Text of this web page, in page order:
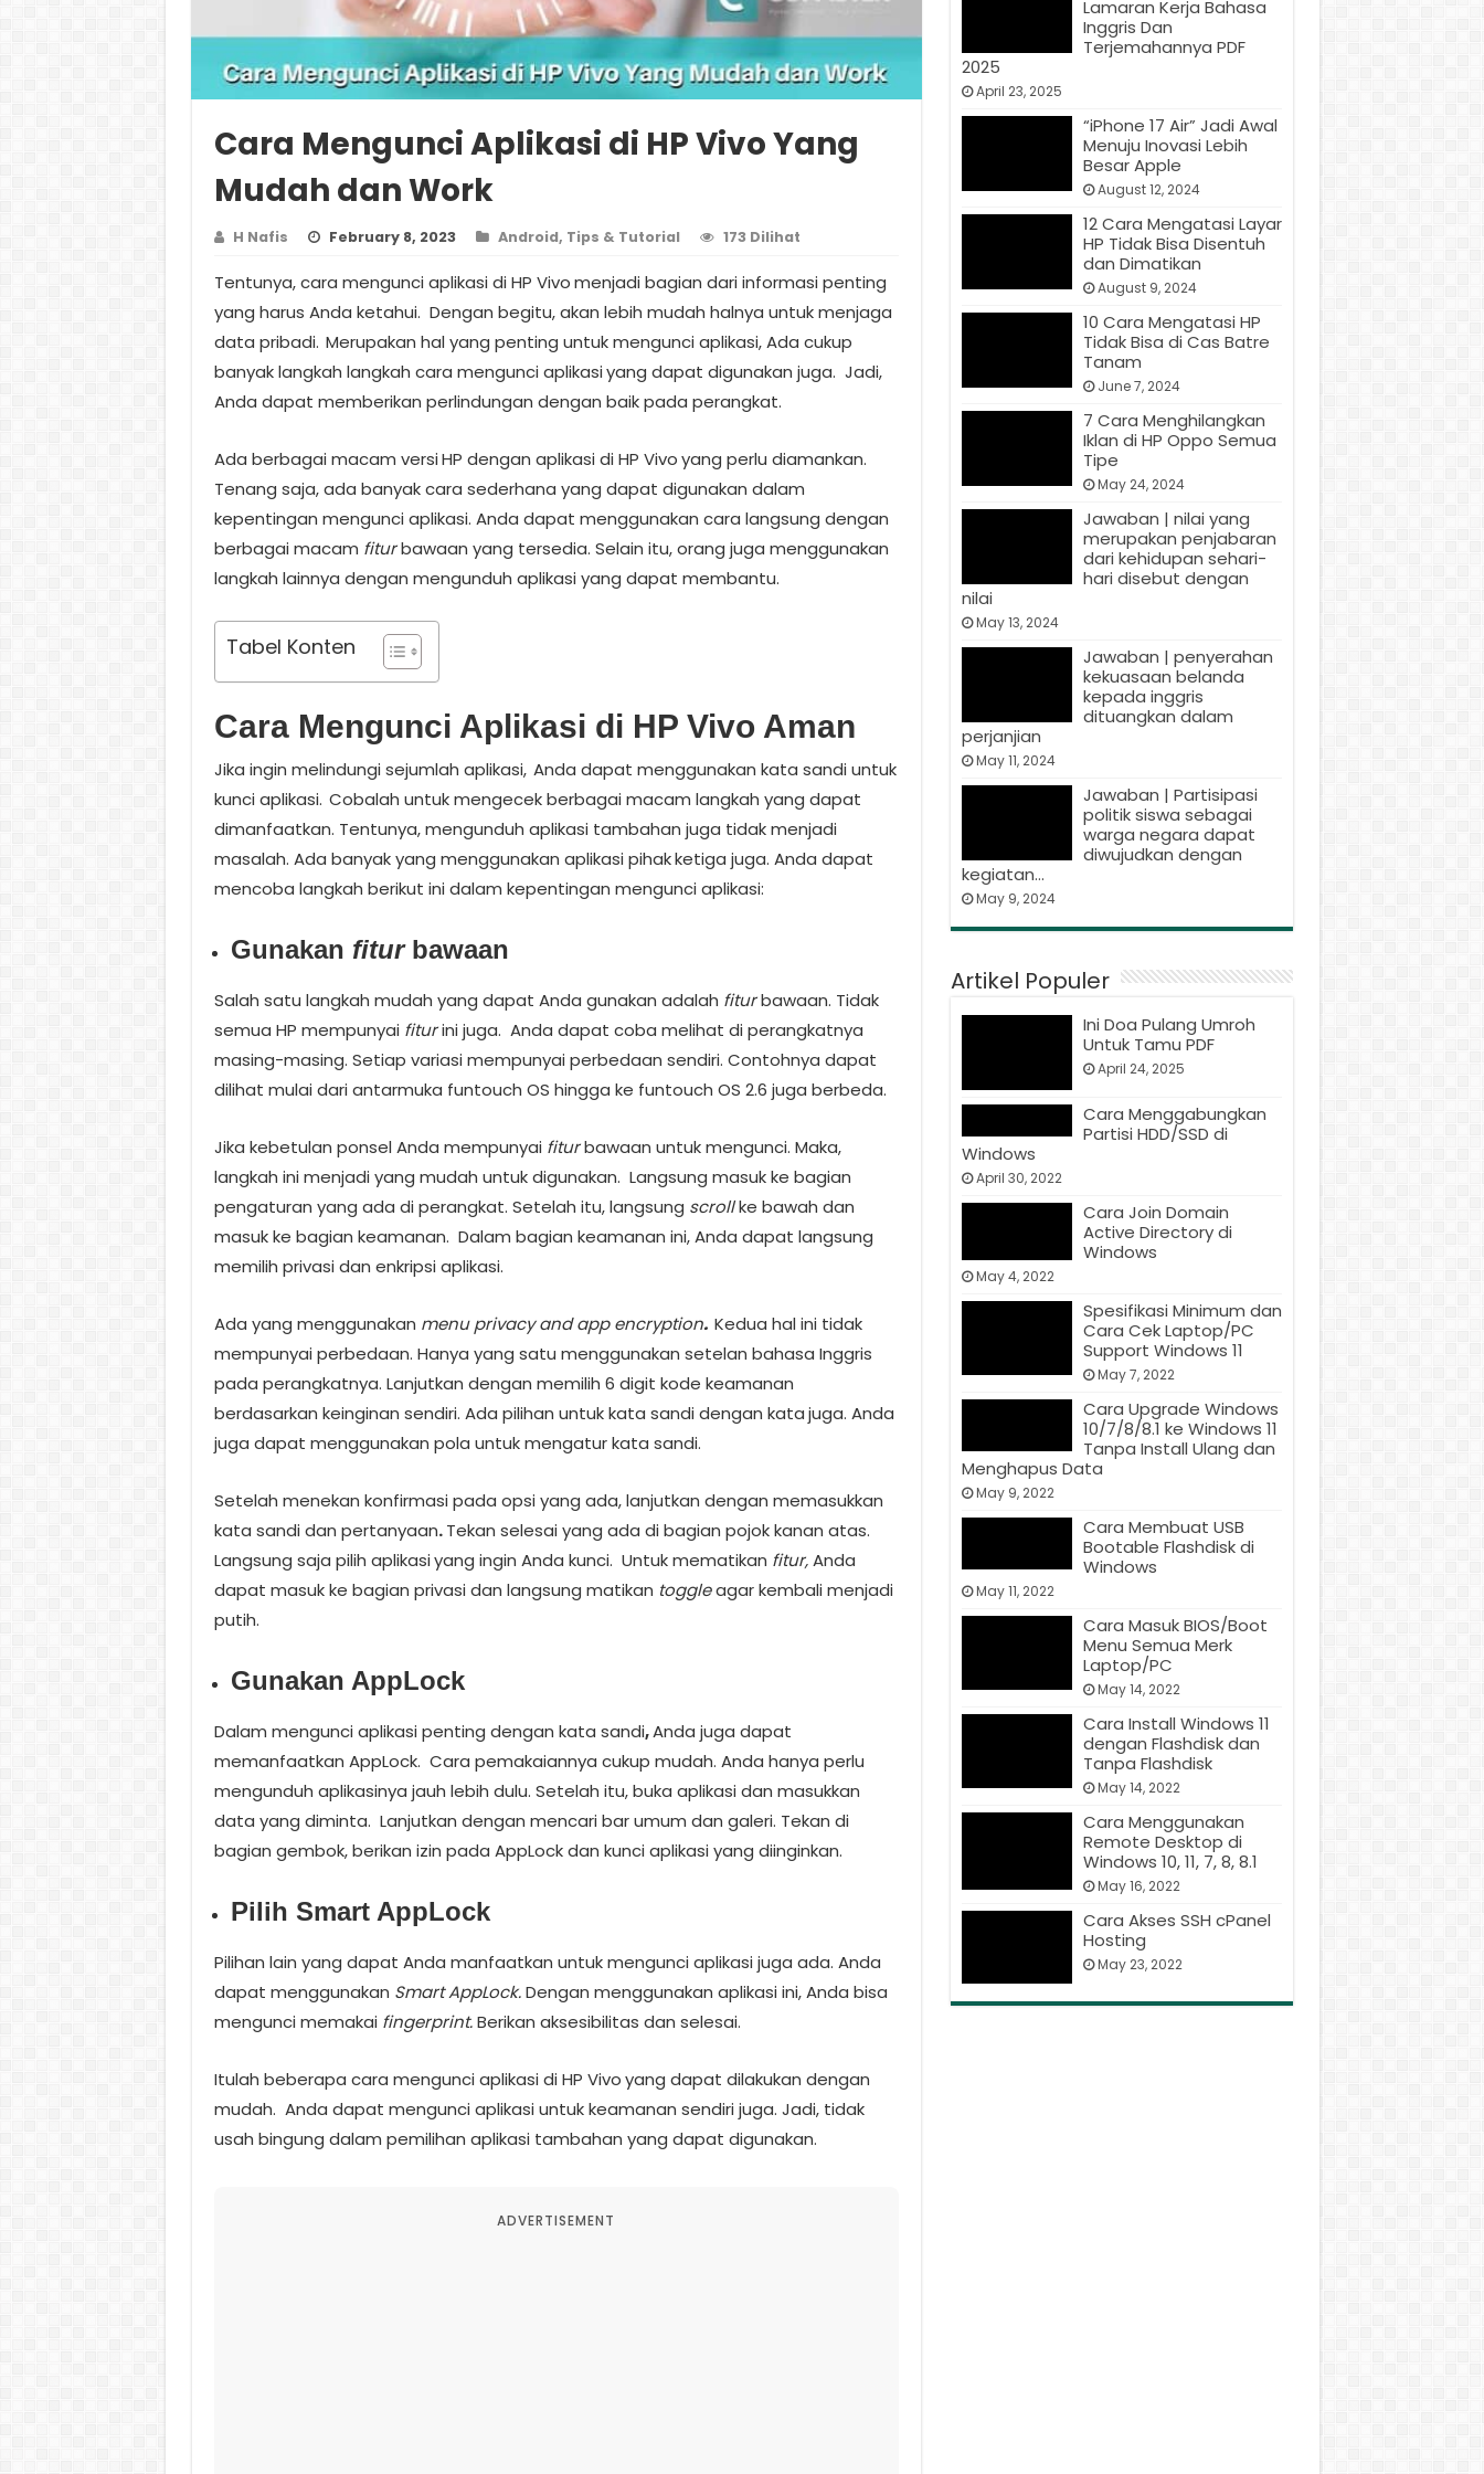
Cara Mengunci Aplikasi di HP Vivo Yang
Mudah dan Work
H Nafis February 8, 2023 Android, Tips & Tutorial 173 Dilihat
Tentunya, cara mengunci aplikasi di HP Vivomenjadi bagian dari informasi penting
yang harus Anda ketahui. Dengan begitu, akan lebih mudah halnya untuk menjaga
data pribadi. Merupakan hal yang penting untuk mengunci aplikasi, Ada cukup
banyak langkah langkah cara mengunci aplikasiyang dapat digunakan juga. Jadi,
Anda dapat memberikan perlindungan dengan baik pada perangkat.
Ada berbagai macam versiHP dengan aplikasi di HP Vivoyang perlu diamankan.
Tenang saja, ada banyak cara sederhana yang dapat digunakan dalam
kepentingan mengunci aplikasi. Anda dapat menggunakan cara langsung dengan
berbagai macam fiturbawaan yang tersedia. Selain itu, orang juga menggunakan
langkah lainnya dengan mengunduh aplikasi yang dapat membantu.
Tabel Konten
Cara Mengunci Aplikasi di HP Vivo Aman
Jika ingin melindungi sejumlah aplikasi, Anda dapat menggunakan kata sandi untuk
kunci aplikasi. Cobalah untuk mengecek berbagai macam langkah yang dapat
dimanfaatkan. Tentunya, mengunduh aplikasi tambahan juga tidak menjadi
masalah. Ada banyak yang menggunakan aplikasi pihakketiga juga. Anda dapat
mencoba langkah berikut ini dalam kepentingan mengunci aplikasi:
Gunakan fitur bawaan
Salah satu langkah mudah yang dapat Anda gunakan adalah fiturbawaan. Tidak
semua HP mempunyai fiturini juga. Anda dapat coba melihat di perangkatnya
masing-masing. Setiap variasi mempunyai perbedaan sendiri. Contohnya dapat
dilihat mulai dari antarmuka funtouch OS hingga ke funtouch OS 2.6 juga berbeda.
Jika kebetulan ponsel Anda mempunyai fiturbawaan untuk mengunci. Maka,
langkah ini menjadi yang mudah untuk digunakan. Langsung masuk ke bagian
pengaturan yang ada di perangkat. Setelah itu, langsung scrollke bawah dan
masuk ke bagian keamanan. Dalam bagian keamanan ini, Anda dapat langsung
memilih privasi dan enkripsi aplikasi.
Ada yang menggunakan menu privacy and app encryption. Kedua hal ini tidak
mempunyai perbedaan. Hanya yang satu menggunakan setelan bahasa Inggris
pada perangkatnya. Lanjutkan dengan memilih 6 digit kode keamanan
berdasarkan keinginan sendiri. Ada pilihan untuk kata sandi dengan katajuga. Anda
juga dapat menggunakan pola untuk mengatur kata sandi.
Setelah menekan konfirmasi pada opsi yang ada, lanjutkan dengan memasukkan
kata sandi dan pertanyaan.Tekan selesai yang ada di bagian pojok kanan atas.
Langsung saja pilih aplikasiyang ingin Anda kunci. Untuk mematikan fitur,Anda
dapat masuk ke bagian privasi dan langsung matikan toggleagar kembali menjadi
putih.
Gunakan AppLock
Dalam mengunci aplikasi penting dengan kata sandi,Anda juga dapat
memanfaatkan AppLock. Cara pemakaiannya cukup mudah. Anda hanya perlu
mengunduh aplikasinya jauh lebih dulu. Setelah itu, buka aplikasi dan masukkan
data yang diminta. Lanjutkan dengan mencari bar umum dan galeri. Tekan di
bagian gembok, berikan izin pada AppLock dan kunci aplikasi yang diinginkan.
Pilih Smart AppLock
Pilihan lain yang dapat Anda manfaatkan untuk mengunci aplikasi juga ada. Anda
dapat menggunakan Smart AppLock.Dengan menggunakan aplikasi ini, Anda bisa
mengunci memakai fingerprint.Berikan aksesibilitas dan selesai.
Itulah beberapa cara mengunci aplikasi di HP Vivoyang dapat dilakukan dengan
mudah. Anda dapat mengunci aplikasi untuk keamanan sendiri juga. Jadi, tidak
usah bingung dalam pemilihan aplikasi tambahan yang dapat digunakan.
ADVERTISEMENT
Lamaran Kerja Bahasa
Inggris Dan
Terjemahannya PDF
2025
April 23, 2025
“iPhone 17 Air” Jadi Awal
Menuju Inovasi Lebih
Besar Apple
August 12, 2024
12 Cara Mengatasi Layar
HP Tidak Bisa Disentuh
dan Dimatikan
August 9, 2024
10 Cara Mengatasi HP
Tidak Bisa di Cas Batre
Tanam
June 7, 2024
7 Cara Menghilangkan
Iklan di HP Oppo Semua
Tipe
May 24, 2024
Jawaban | nilai yang
merupakan penjabaran
dari kehidupan sehari-
hari disebut dengan
nilai
May 13, 2024
Jawaban | penyerahan
kekuasaan belanda
kepada inggris
dituangkan dalam
perjanjian
May 11, 2024
Jawaban | Partisipasi
politik siswa sebagai
warga negara dapat
diwujudkan dengan
kegiatan…
May 9, 2024
Artikel Populer
Ini Doa Pulang Umroh
Untuk Tamu PDF
April 24, 2025
Cara Menggabungkan
Partisi HDD/SSD di
Windows
April 30, 2022
Cara Join Domain
Active Directory di
Windows
May 4, 2022
Spesifikasi Minimum dan
Cara Cek Laptop/PC
Support Windows 11
May 7, 2022
Cara Upgrade Windows
10/7/8/8.1 ke Windows 11
Tanpa Install Ulang dan
Menghapus Data
May 9, 2022
Cara Membuat USB
Bootable Flashdisk di
Windows
May 11, 2022
Cara Masuk BIOS/Boot
Menu Semua Merk
Laptop/PC
May 14, 2022
Cara Install Windows 11
dengan Flashdisk dan
Tanpa Flashdisk
May 14, 2022
Cara Menggunakan
Remote Desktop di
Windows 10, 11, 7, 8, 8.1
May 16, 2022
Cara Akses SSH cPanel
Hosting
May 23, 2022